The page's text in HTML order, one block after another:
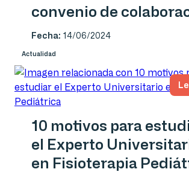
convenio de
Fecha: 14/06/2024
Actualidad
10 motivos para
el Experto
en Fisioterapia